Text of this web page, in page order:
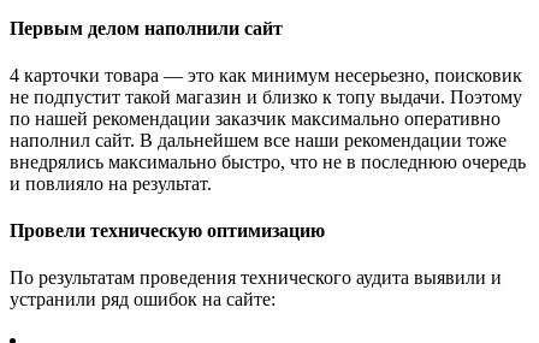
Первым делом наполнили сайт
4 карточки товара — это как минимум несерьезно, поисковик
не подпустит такой магазин и близко к топу выдачи. Поэтому
по нашей рекомендации заказчик максимально оперативно
наполнил сайт. В дальнейшем все наши рекомендации тоже
внедрялись максимально быстро, что не в последнюю очередь
и повлияло на результат.
Провели техническую оптимизацию
По результатам проведения технического аудита выявили и
устранили ряд ошибок на сайте: